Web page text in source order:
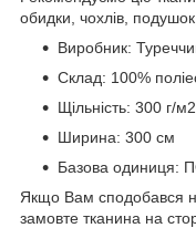
обидки, чохлів,
Виробник:
Склад: 100%
Щільність: 300 г/м2
Ширина: 300 см
Базова одиниця:
Якщо Вам сподобався
замовте тканина на